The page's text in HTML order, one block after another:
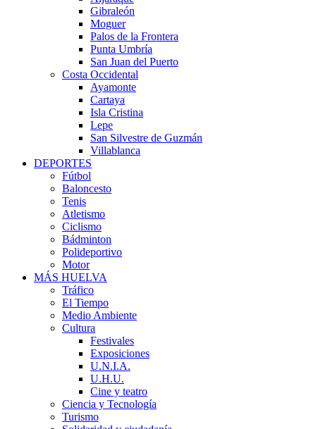
Gibraleón
Moguer
Palos de la Frontera
Punta Umbría
San Juan del Puerto
Costa Occidental
Ayamonte
Cartaya
Isla Cristina
Lepe
San Silvestre de Guzmán
Villablanca
DEPORTES
Fútbol
Baloncesto
Tenis
Atletismo
Ciclismo
Bádminton
Polideportivo
Motor
MÁS HUELVA
Tráfico
El Tiempo
Medio Ambiente
Cultura
Festivales
Exposiciones
U.N.I.A.
U.H.U.
Cine y teatro
Ciencia y Tecnología
Turismo